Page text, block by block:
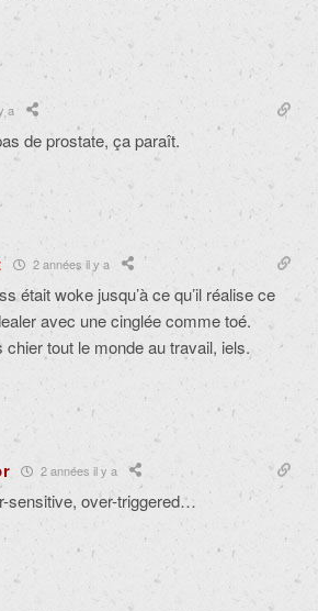
a
de prostate, ça paraît.
2 années il y a
était woke jusqu’à ce qu’il réalise ce
avec une cinglée comme toé.
chier tout le monde au travail, iels.
2 années il y a
sensitive, over-triggered…